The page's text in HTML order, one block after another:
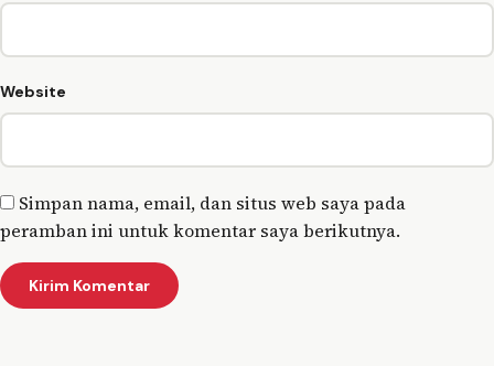
Website
Simpan nama, email, dan situs web saya pada
peramban ini untuk komentar saya berikutnya.